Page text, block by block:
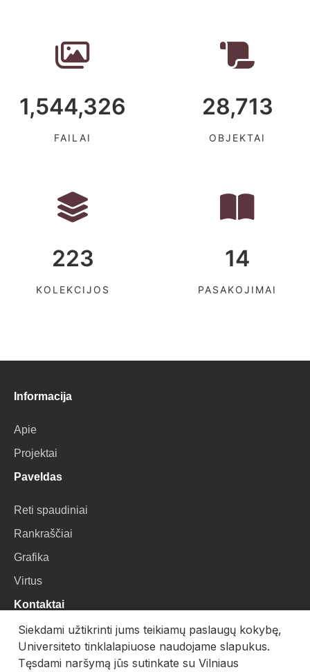
1,544,326
FAILAI
28,713
OBJEKTAI
223
KOLEKCIJOS
14
PASAKOJIMAI
Informacija
Apie
Projektai
Paveldas
Reti spaudiniai
Rankraščiai
Grafika
Virtus
Kontaktai
VU Biblioteka
Universiteto g. 3, LT-01122, Vilnius
Siekdami užtikrinti jums teikiamų paslaugų kokybę,
Universiteto tinklalapiuose naudojame slapukus.
Tęsdami naršymą jūs sutinkate su Vilniaus